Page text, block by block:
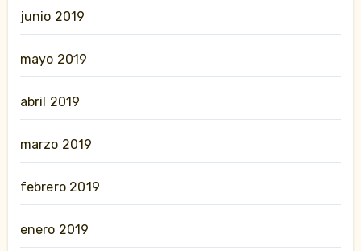
junio 2019
mayo 2019
abril 2019
marzo 2019
febrero 2019
enero 2019